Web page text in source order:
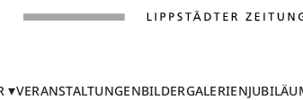
VERANSTALTUNGENBILDERGALERIEN